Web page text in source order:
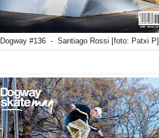
Dogway #136 - Santiago Rossi [foto: Patxi P]